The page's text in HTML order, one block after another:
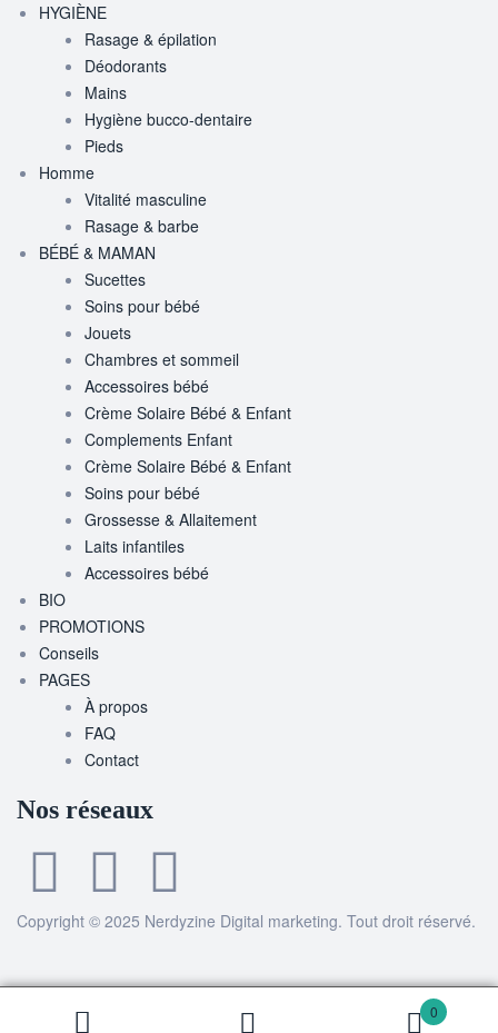
HYGIÈNE
Rasage & épilation
Déodorants
Mains
Hygiène bucco-dentaire
Pieds
Homme
Vitalité masculine
Rasage & barbe
BÉBÉ & MAMAN
Sucettes
Soins pour bébé
Jouets
Chambres et sommeil
Accessoires bébé
Crème Solaire Bébé & Enfant
Complements Enfant
Crème Solaire Bébé & Enfant
Soins pour bébé
Grossesse & Allaitement
Laits infantiles
Accessoires bébé
BIO
PROMOTIONS
Conseils
PAGES
À propos
FAQ
Contact
Nos réseaux
Copyright © 2025 Nerdyzine Digital marketing. Tout droit réservé.
0